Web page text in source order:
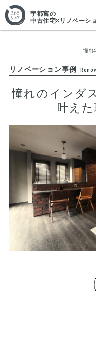
宇都宮の
中古住宅×リノベーシ
憧れ
リノベーション事例
憧れのインダ
叶え